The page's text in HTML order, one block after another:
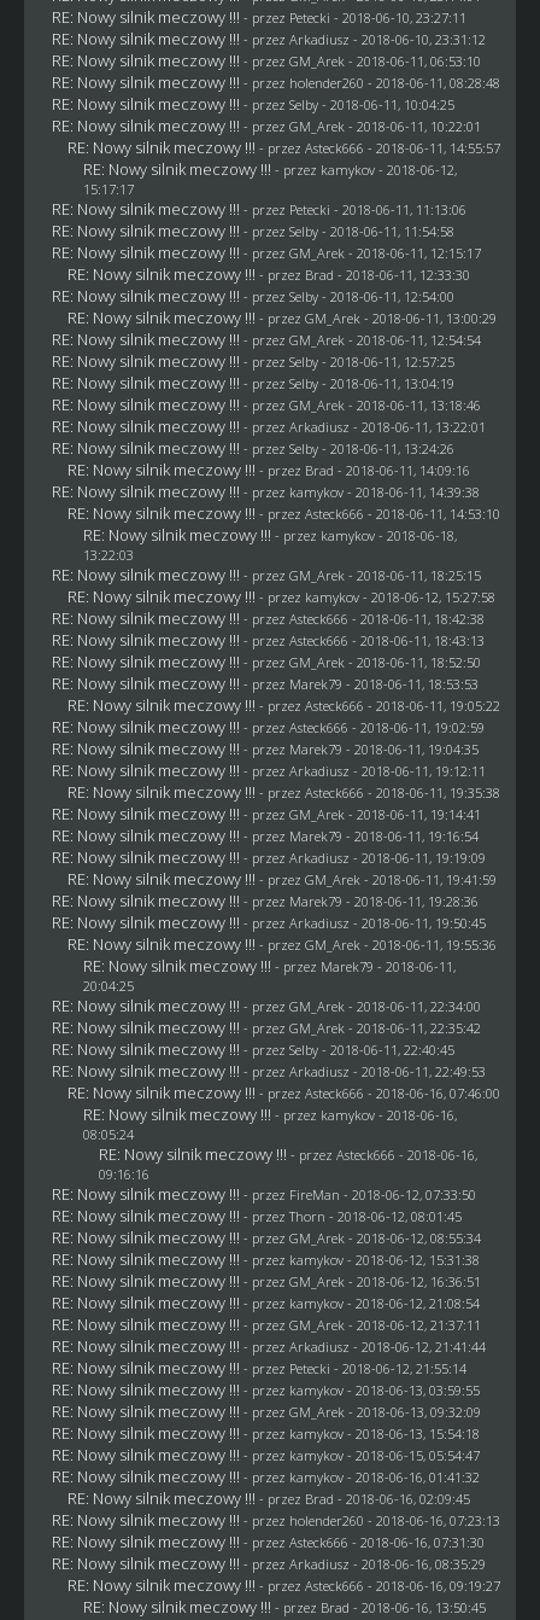
RE: Nowy silnik meczowy !!! - przez Petecki - 2018-06-10, 23:27:11
RE: Nowy silnik meczowy !!! - przez Arkadiusz - 2018-06-10, 23:31:12
RE: Nowy silnik meczowy !!! - przez GM_Arek - 2018-06-11, 06:53:10
RE: Nowy silnik meczowy !!! - przez holender260 - 2018-06-11, 08:28:48
RE: Nowy silnik meczowy !!! - przez Selby- 2018-06-11, 10:04:25
RE: Nowy silnik meczowy !!! - przez GM_Arek - 2018-06-11, 10:22:01
RE: Nowy silnik meczowy !!! - przez Asteck666 - 2018-06-11, 14:55:57
RE: Nowy silnik meczowy !!! - przez kamykov- 2018-06-12,
15:17:17
RE: Nowy silnik meczowy !!! - przez Petecki - 2018-06-11, 11:13:06
RE: Nowy silnik meczowy !!! - przez Selby- 2018-06-11, 11:54:58
RE: Nowy silnik meczowy !!! - przez GM_Arek - 2018-06-11, 12:15:17
RE: Nowy silnik meczowy !!! - przez Brad - 2018-06-11, 12:33:30
RE: Nowy silnik meczowy !!! - przez Selby- 2018-06-11, 12:54:00
RE: Nowy silnik meczowy !!! - przez GM_Arek - 2018-06-11, 13:00:29
RE: Nowy silnik meczowy !!! - przez GM_Arek - 2018-06-11, 12:54:54
RE: Nowy silnik meczowy !!! - przez Selby- 2018-06-11, 12:57:25
RE: Nowy silnik meczowy !!! - przez Selby- 2018-06-11, 13:04:19
RE: Nowy silnik meczowy !!! - przez GM_Arek - 2018-06-11, 13:18:46
RE: Nowy silnik meczowy !!! - przez Arkadiusz - 2018-06-11, 13:22:01
RE: Nowy silnik meczowy !!! - przez Selby- 2018-06-11, 13:24:26
RE: Nowy silnik meczowy !!! - przez Brad - 2018-06-11, 14:09:16
RE: Nowy silnik meczowy !!! - przez kamykov- 2018-06-11, 14:39:38
RE: Nowy silnik meczowy !!! - przez Asteck666 - 2018-06-11, 14:53:10
RE: Nowy silnik meczowy !!! - przez kamykov- 2018-06-18,
13:22:03
RE: Nowy silnik meczowy !!! - przez GM_Arek - 2018-06-11, 18:25:15
RE: Nowy silnik meczowy !!! - przez kamykov- 2018-06-12, 15:27:58
RE: Nowy silnik meczowy !!! - przez Asteck666 - 2018-06-11, 18:42:38
RE: Nowy silnik meczowy !!! - przez Asteck666 - 2018-06-11, 18:43:13
RE: Nowy silnik meczowy !!! - przez GM_Arek - 2018-06-11, 18:52:50
RE: Nowy silnik meczowy !!! - przez Marek79 - 2018-06-11, 18:53:53
RE: Nowy silnik meczowy !!! - przez Asteck666 - 2018-06-11, 19:05:22
RE: Nowy silnik meczowy !!! - przez Asteck666 - 2018-06-11, 19:02:59
RE: Nowy silnik meczowy !!! - przez Marek79 - 2018-06-11, 19:04:35
RE: Nowy silnik meczowy !!! - przez Arkadiusz - 2018-06-11, 19:12:11
RE: Nowy silnik meczowy !!! - przez Asteck666 - 2018-06-11, 19:35:38
RE: Nowy silnik meczowy !!! - przez GM_Arek - 2018-06-11, 19:14:41
RE: Nowy silnik meczowy !!! - przez Marek79 - 2018-06-11, 19:16:54
RE: Nowy silnik meczowy !!! - przez Arkadiusz - 2018-06-11, 19:19:09
RE: Nowy silnik meczowy !!! - przez GM_Arek - 2018-06-11, 19:41:59
RE: Nowy silnik meczowy !!! - przez Marek79 - 2018-06-11, 19:28:36
RE: Nowy silnik meczowy !!! - przez Arkadiusz - 2018-06-11, 19:50:45
RE: Nowy silnik meczowy !!! - przez GM_Arek - 2018-06-11, 19:55:36
RE: Nowy silnik meczowy !!! - przez Marek79 - 2018-06-11,
20:04:25
RE: Nowy silnik meczowy !!! - przez GM_Arek - 2018-06-11, 22:34:00
RE: Nowy silnik meczowy !!! - przez GM_Arek - 2018-06-11, 22:35:42
RE: Nowy silnik meczowy !!! - przez Selby- 2018-06-11, 22:40:45
RE: Nowy silnik meczowy !!! - przez Arkadiusz - 2018-06-11, 22:49:53
RE: Nowy silnik meczowy !!! - przez Asteck666 - 2018-06-16, 07:46:00
RE: Nowy silnik meczowy !!! - przez kamykov- 2018-06-16,
08:05:24
RE: Nowy silnik meczowy !!! - przez Asteck666 - 2018-06-16,
09:16:16
RE: Nowy silnik meczowy !!! - przez FireMan - 2018-06-12, 07:33:50
RE: Nowy silnik meczowy !!! - przezThorn - 2018-06-12, 08:01:45
RE: Nowy silnik meczowy !!! - przez GM_Arek - 2018-06-12, 08:55:34
RE: Nowy silnik meczowy !!! - przez kamykov- 2018-06-12, 15:31:38
RE: Nowy silnik meczowy !!! - przez GM_Arek - 2018-06-12, 16:36:51
RE: Nowy silnik meczowy !!! - przez kamykov- 2018-06-12, 21:08:54
RE: Nowy silnik meczowy !!! - przez GM_Arek - 2018-06-12, 21:37:11
RE: Nowy silnik meczowy !!! - przez Arkadiusz - 2018-06-12, 21:41:44
RE: Nowy silnik meczowy !!! - przez Petecki - 2018-06-12, 21:55:14
RE: Nowy silnik meczowy !!! - przez kamykov- 2018-06-13, 03:59:55
RE: Nowy silnik meczowy !!! - przez GM_Arek - 2018-06-13, 09:32:09
RE: Nowy silnik meczowy !!! - przez kamykov- 2018-06-13, 15:54:18
RE: Nowy silnik meczowy !!! - przez kamykov- 2018-06-15, 05:54:47
RE: Nowy silnik meczowy !!! - przez kamykov- 2018-06-16, 01:41:32
RE: Nowy silnik meczowy !!! - przez Brad - 2018-06-16, 02:09:45
RE: Nowy silnik meczowy !!! - przez holender260 - 2018-06-16, 07:23:13
RE: Nowy silnik meczowy !!! - przez Asteck666 - 2018-06-16, 07:31:30
RE: Nowy silnik meczowy !!! - przez Arkadiusz - 2018-06-16, 08:35:29
RE: Nowy silnik meczowy !!! - przez Asteck666 - 2018-06-16, 09:19:27
RE: Nowy silnik meczowy !!! - przez Brad - 2018-06-16, 13:50:45